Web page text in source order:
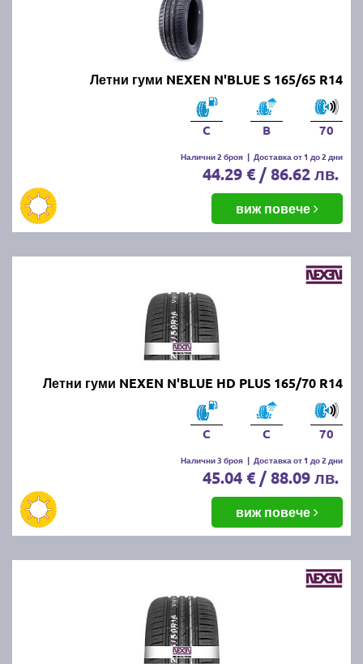
Летни гуми NEXEN N'BLUE S 165/65 R14
C B 70
Налични 2 броя | Доставка от 1 до 2 дни
44.29 € / 86.62 лв.
виж повече
Летни гуми NEXEN N'BLUE HD PLUS 165/70 R14
C C 70
Налични 3 броя | Доставка от 1 до 2 дни
45.04 € / 88.09 лв.
виж повече